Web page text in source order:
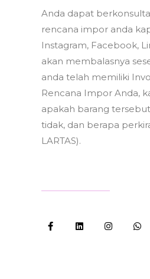
Anda dapat
rencana impor anda
Instagram, Facebook,
akan membalasnya
anda telah memiliki
Rencana Impor Anda,
apakah barang
tidak, dan berapa
LARTAS).